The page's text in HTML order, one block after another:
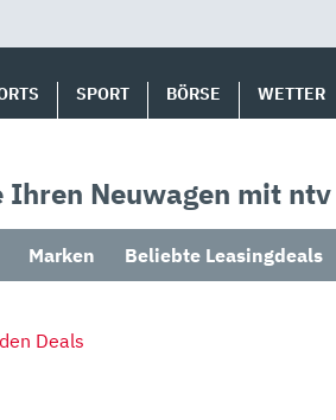
SPORT BÖRSE WETTER
Ihren Neuwagen mit
Marken Beliebte Leasingdeals
Deals